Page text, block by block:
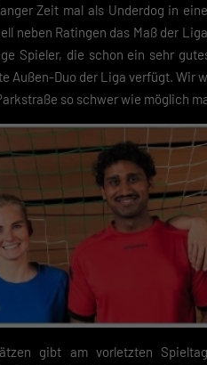
Zeit mal als Underdog in
neben Ratingen das Maß der
Spieler, die schon ein sehr
Außen-Duo der Liga verfügt. Wir
so schwer wie möglich
gibt am vorletzten
auf „Verstanden“ erklärst du dich
Wir bitten dich um Verständnis,
unser Angebot nicht nutzen
16 Jahre alt bist und deine
eine Übersicht über alle
zu ganzen Kategorien geben oder
nur bestimmte Cookies auswählen.
ermöglichen grundlegende
Website erforderlich.
Cookie-Informationen